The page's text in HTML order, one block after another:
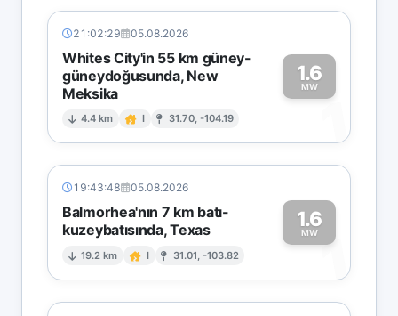
21:02:29 05.08.2026
Whites City'in 55 km güney-
güneydoğusunda, New
Meksika
4.4 km I 31.70, -104.19
1.6
MW
1
19:43:48 05.08.2026
Balmorhea'nın 7 km batı-
kuzeybatısında, Texas
19.2 km I 31.01, -103.82
1.6
MW1